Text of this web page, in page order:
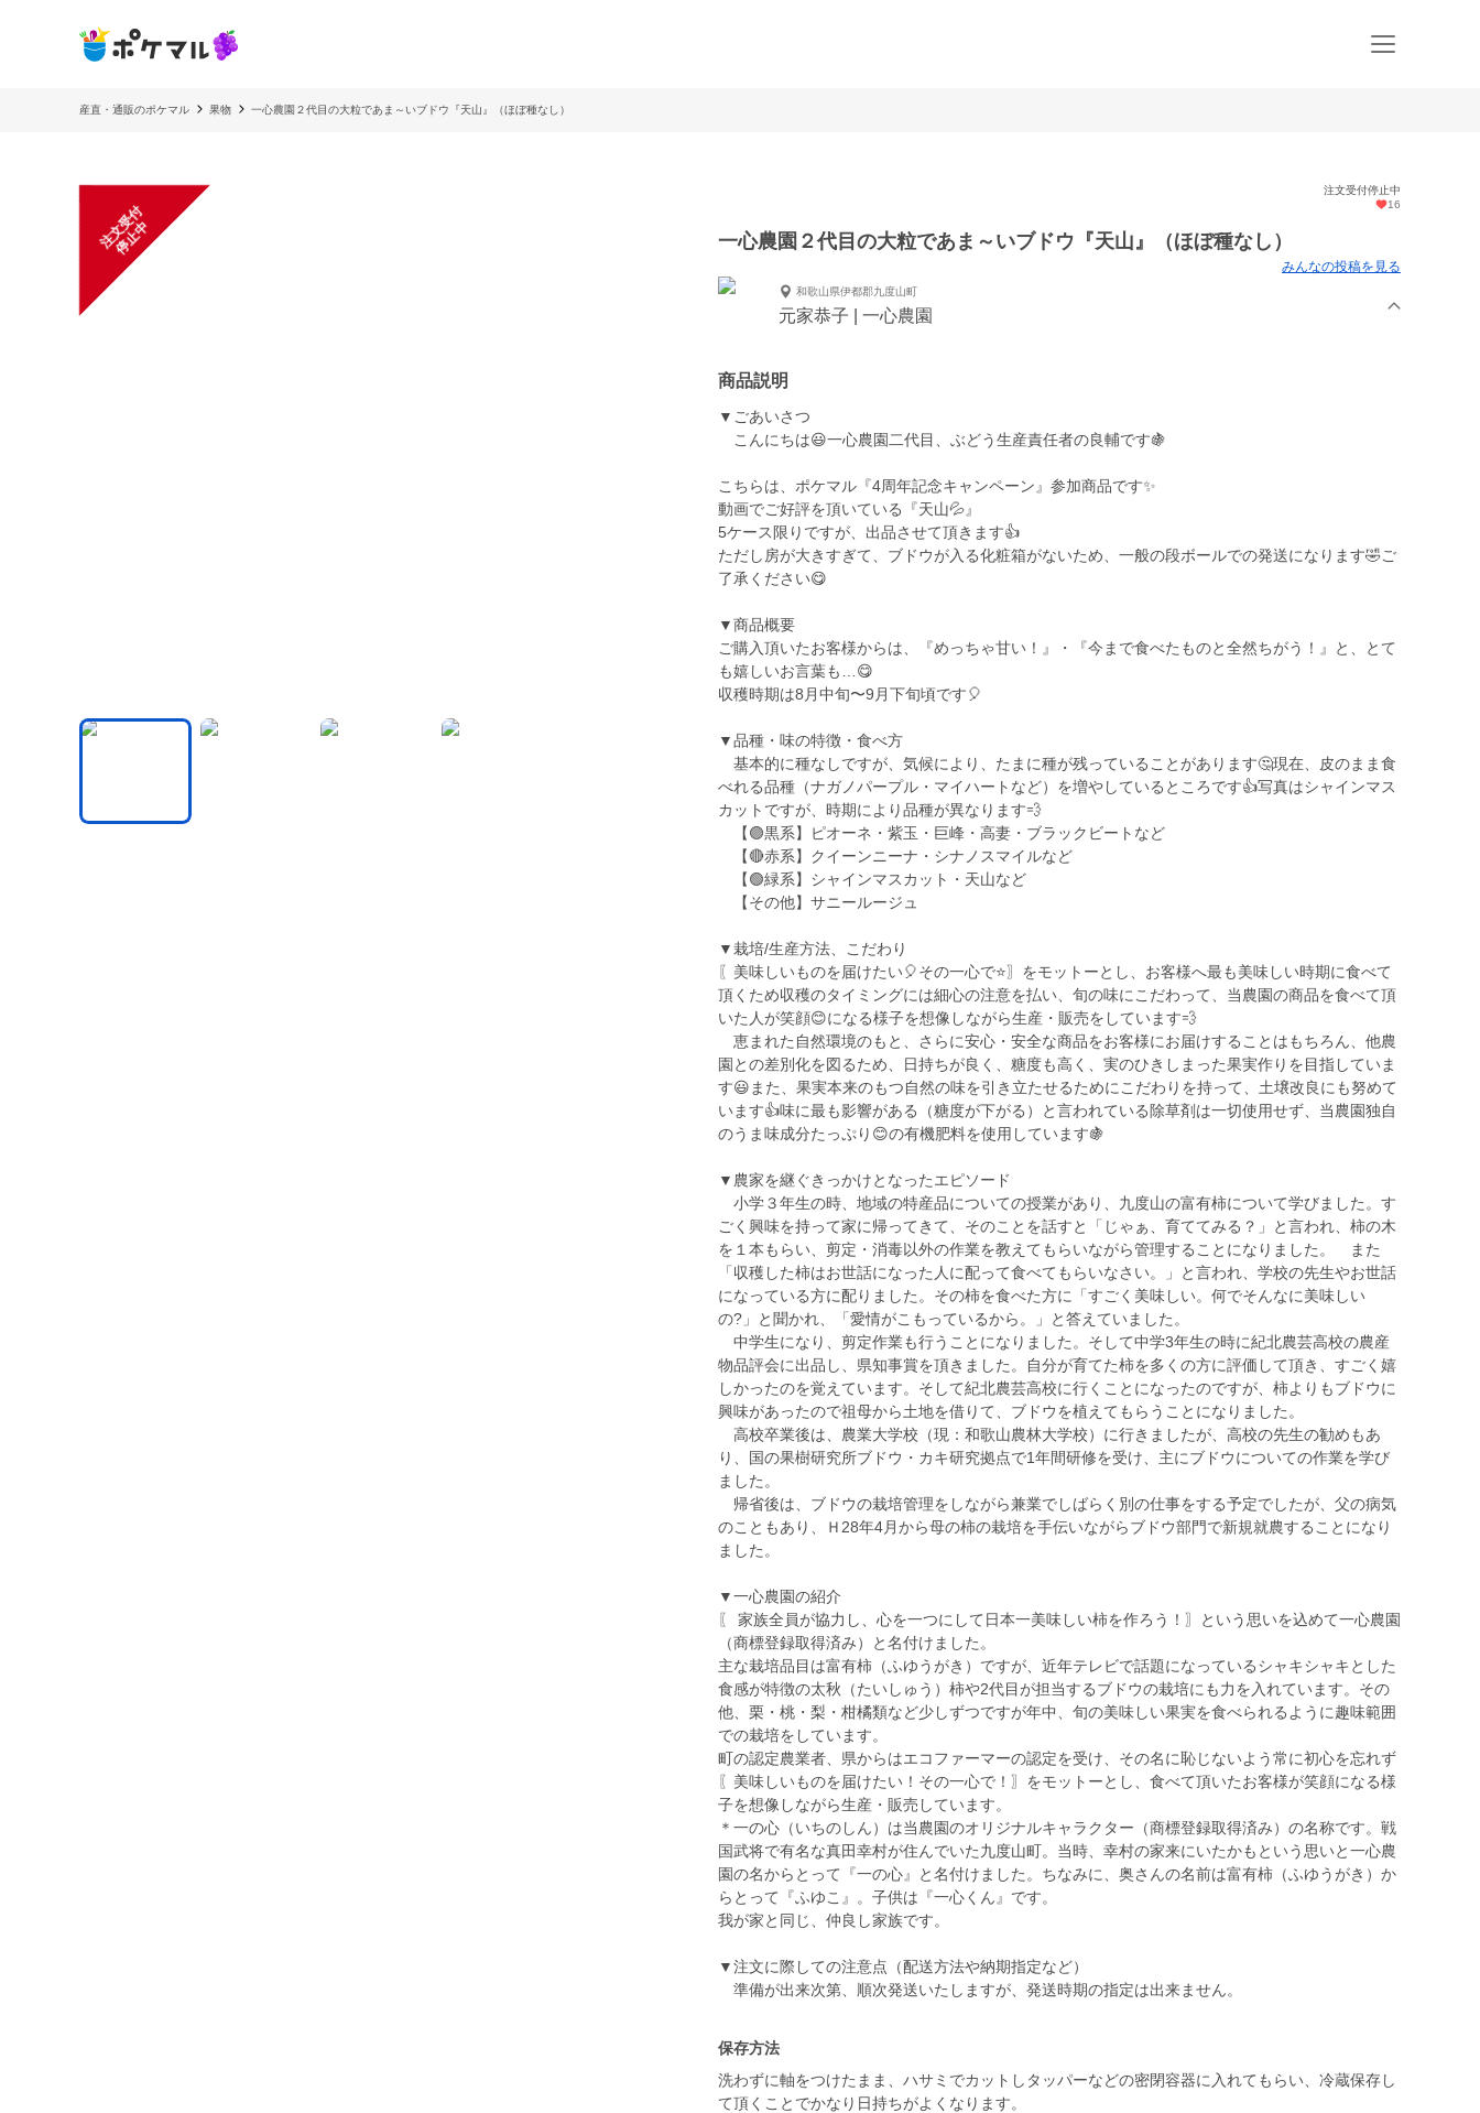
産直・通販のポケマル 果物 一心農園２代目の大粒であま～いブドウ『天山』（ほぼ種なし）
注
文
受
付
停
止
中
注文受付停止中
16
一心農園２代目の大粒であま～いブドウ『天山』（ほぼ種なし）
みんなの投稿を見る
和歌山県伊都郡九度山町
元家恭子 | 一心農園
商品説明
▼ごあいさつ
こんにちは😃一心農園二代目、ぶどう生産責任者の良輔です🍇
こちらは、ポケマル『4周年記念キャンペーン』参加商品です✨
動画でご好評を頂いている『天山💦』
5ケース限りですが、出品させて頂きます👍
ただし房が大きすぎて、ブドウが入る化粧箱がないため、一般の段ボールでの発送になります🤣ご
了承ください😋
▼商品概要
ご購入頂いたお客様からは、『めっちゃ甘い！』・『今まで食べたものと全然ちがう！』と、とて
も嬉しいお言葉も…😋
収穫時期は8月中旬〜9月下旬頃です🎈
▼品種・味の特徴・食べ方
基本的に種なしですが、気候により、たまに種が残っていることがあります🤔現在、皮のまま食
べれる品種（ナガノパープル・マイハートなど）を増やしているところです👍写真はシャインマス
カットですが、時期により品種が異なります💨
【🟣黒系】ピオーネ・紫玉・巨峰・高妻・ブラックビートなど
【🔴赤系】クイーンニーナ・シナノスマイルなど
【🟢緑系】シャインマスカット・天山など
【その他】サニールージュ
▼栽培/生産方法、こだわり
〖美味しいものを届けたい🎈その一心で⭐〗をモットーとし、お客様へ最も美味しい時期に食べて
頂くため収穫のタイミングには細心の注意を払い、旬の味にこだわって、当農園の商品を食べて頂
いた人が笑顔😊になる様子を想像しながら生産・販売をしています💨
恵まれた自然環境のもと、さらに安心・安全な商品をお客様にお届けすることはもちろん、他農
園との差別化を図るため、日持ちが良く、糖度も高く、実のひきしまった果実作りを目指していま
す😃また、果実本来のもつ自然の味を引き立たせるためにこだわりを持って、土壌改良にも努めて
います👍味に最も影響がある（糖度が下がる）と言われている除草剤は一切使用せず、当農園独自
のうま味成分たっぷり😊の有機肥料を使用しています🍇
▼農家を継ぐきっかけとなったエピソード
小学３年生の時、地域の特産品についての授業があり、九度山の富有柿について学びました。す
ごく興味を持って家に帰ってきて、そのことを話すと「じゃぁ、育ててみる？」と言われ、柿の木
を１本もらい、剪定・消毒以外の作業を教えてもらいながら管理することになりました。 また
「収穫した柿はお世話になった人に配って食べてもらいなさい。」と言われ、学校の先生やお世話
になっている方に配りました。その柿を食べた方に「すごく美味しい。何でそんなに美味しい
の?」と聞かれ、「愛情がこもっているから。」と答えていました。
中学生になり、剪定作業も行うことになりました。そして中学3年生の時に紀北農芸高校の農産
物品評会に出品し、県知事賞を頂きました。自分が育てた柿を多くの方に評価して頂き、すごく嬉
しかったのを覚えています。そして紀北農芸高校に行くことになったのですが、柿よりもブドウに
興味があったので祖母から土地を借りて、ブドウを植えてもらうことになりました。
高校卒業後は、農業大学校（現：和歌山農林大学校）に行きましたが、高校の先生の勧めもあ
り、国の果樹研究所ブドウ・カキ研究拠点で1年間研修を受け、主にブドウについての作業を学び
ました。
帰省後は、ブドウの栽培管理をしながら兼業でしばらく別の仕事をする予定でしたが、父の病気
のこともあり、Ｈ28年4月から母の柿の栽培を手伝いながらブドウ部門で新規就農することになり
ました。
▼一心農園の紹介
〖 家族全員が協力し、心を一つにして日本一美味しい柿を作ろう！〗という思いを込めて一心農園
（商標登録取得済み）と名付けました。
主な栽培品目は富有柿（ふゆうがき）ですが、近年テレビで話題になっているシャキシャキとした
食感が特徴の太秋（たいしゅう）柿や2代目が担当するブドウの栽培にも力を入れています。その
他、栗・桃・梨・柑橘類など少しずつですが年中、旬の美味しい果実を食べられるように趣味範囲
での栽培をしています。
町の認定農業者、県からはエコファーマーの認定を受け、その名に恥じないよう常に初心を忘れず
〖美味しいものを届けたい！その一心で！〗をモットーとし、食べて頂いたお客様が笑顔になる様
子を想像しながら生産・販売しています。
＊一の心（いちのしん）は当農園のオリジナルキャラクター（商標登録取得済み）の名称です。戦
国武将で有名な真田幸村が住んでいた九度山町。当時、幸村の家来にいたかもという思いと一心農
園の名からとって『一の心』と名付けました。ちなみに、奥さんの名前は富有柿（ふゆうがき）か
らとって『ふゆこ』。子供は『一心くん』です。
我が家と同じ、仲良し家族です。
▼注文に際しての注意点（配送方法や納期指定など）
保存方法
洗わずに軸をつけたまま、ハサミでカットしタッパーなどの密閉容器に入れてもらい、冷蔵保存し
て頂くことでかなり日持ちがよくなります。